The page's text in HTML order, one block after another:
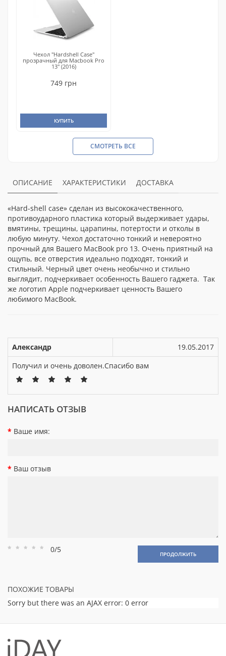
Чехол "Hardshell Case"
прозрачный для Macbook Pro
13" (2016)
749 грн
КУПИТЬ
СМОТРЕТЬ ВСЕ
ОПИСАНИЕ ХАРАКТЕРИСТИКИ ДОСТАВКА
«Hard-shell case» сделан из высококачественного,
противоударного пластика который выдерживает удары,
вмятины, трещины, царапины, потертости и отколы в
любую минуту. Чехол достаточно тонкий и невероятно
прочный для Вашего MacBook pro 13. Очень приятный на
ощупь, все отверстия идеально подходят, тонкий и
стильный. Черный цвет очень необычно и стильно
выглядит, подчеркивает особенность Вашего гаджета. Так
же логотип Apple подчеркивает ценность Вашего
любимого MacBook.
Александр
19.05.2017
Получил и очень доволен.Спасибо вам
НАПИСАТЬ ОТЗЫВ
Ваше имя:
Ваш отзыв
Рейтинг
Рейтинг
Рейтинг
Рейтинг
Рейтинг
0/5 ПРОДОЛЖИТЬ
ПОХОЖИЕ ТОВАРЫ
Sorry but there was an AJAX error: 0 error